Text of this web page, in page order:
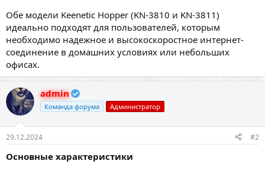
Обе модели Keenetic Hopper (KN-3810 и KN-3811)
идеально подходят для пользователей, которым
необходимо надежное и высокоскоростное интернет-
соединение в домашних условиях или небольших
офисах.
admin
Команда форума Администратор
29.12.2024 #2
Основные характеристики